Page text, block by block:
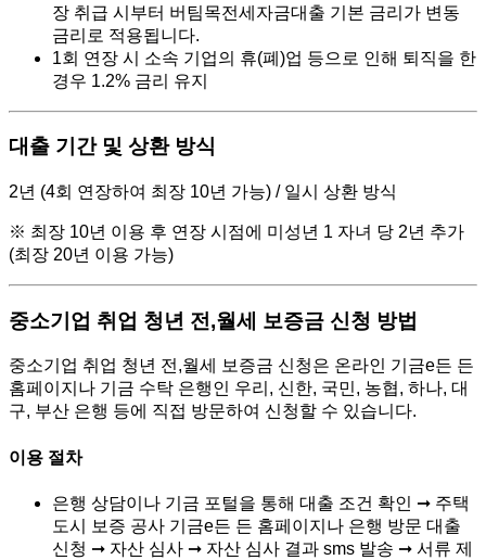
장 취급 시부터 버팀목전세자금대출 기본 금리가 변동
금리로 적용됩니다.
1회 연장 시 소속 기업의 휴(폐)업 등으로 인해 퇴직을 한
경우 1.2% 금리 유지
대출 기간 및 상환 방식
2년 (4회 연장하여 최장 10년 가능) / 일시 상환 방식
※ 최장 10년 이용 후 연장 시점에 미성년 1 자녀 당 2년 추가
(최장 20년 이용 가능)
중소기업 취업 청년 전,월세 보증금 신청 방법
중소기업 취업 청년 전,월세 보증금 신청은 온라인 기금e든 든
홈페이지나 기금 수탁 은행인 우리, 신한, 국민, 농협, 하나, 대
구, 부산 은행 등에 직접 방문하여 신청할 수 있습니다.
이용 절차
은행 상담이나 기금 포털을 통해 대출 조건 확인 ➞ 주택
도시 보증 공사 기금e든 든 홈페이지나 은행 방문 대출
신청 ➞ 자산 심사 ➞ 자산 심사 결과 sms 발송 ➞ 서류 제